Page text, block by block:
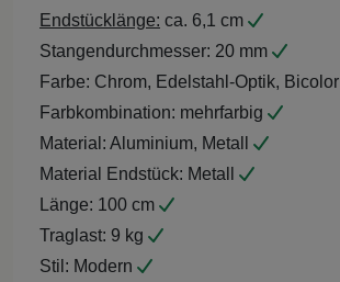
Endstücklänge: ca. 6,1 cm
Stangendurchmesser: 20 mm
Farbe: Chrom, Edelstahl-Optik, Bicolor
Farbkombination: mehrfarbig
Material: Aluminium, Metall
Material Endstück: Metall
Länge: 100 cm
Traglast: 9 kg
Stil: Modern